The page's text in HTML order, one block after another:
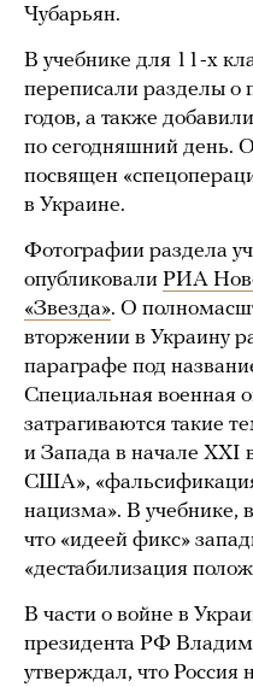
Чубарьян.
В учебнике для 11-х
переписали разделы о
годов, а также
по сегодняшний день.
посвящен
в Украине.
Фотографии раздела
опубликовали РИА
«Звезда». О
вторжении в Украину
параграфе под
Специальная военная
затрагиваются такие
и Запада в начале XXI
США»,
нацизма». В учебнике,
что «идеей фикс»
«дестабилизация
В части о войне в
президента РФ
утверждал, что